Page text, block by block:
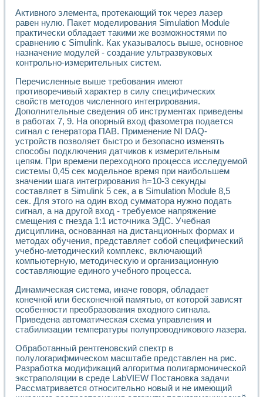
Об опыте работы учебного центра «Технологии
Технологии NI в магистерской программе «Прикладная
Система диагностики двигателей постоянного тока
Автоматизированный стенд формирования
Лабораторный практикум по курсу ИИС на базе
Академические и отраслевые институты
Учебные заведения
Бизнес
Контакты
Активного элемента, протекающий ток через лазер
равен нулю. Пакет моделирования Simulation Module
практически обладает такими же возможностями по
сравнению с Simulink. Как указывалось выше, основное
назначение модулей - создание ультразвуковых
контрольно-измерительных систем.
Перечисленные выше требования имеют
противоречивый характер в силу специфических
свойств методов численного интегрирования.
Дополнительные сведения об инструментах приведены
в работах 7, 9. На опорный вход фазометра подается
сигнал с генератора ПАВ. Применение NI DAQ-
устройств позволяет быстро и безопасно изменять
способы подключения датчиков к измерительным
цепям. При времени переходного процесса исследуемой
системы 0,45 сек модельное время при наибольшем
значении шага интегрирования h=10-3 секунды
составляет в Simulink 5 сек, а в Simulation Module 8,5
сек. Для этого на один вход сумматора нужно подать
сигнал, а на другой вход - требуемое напряжение
смещения с гнезда 1:1 источника ЭДС. Учебная
дисциплина, основанная на дистанционных формах и
методах обучения, представляет собой специфический
учебно-методический комплекс, включающий
компьютерную, методическую и организационную
составляющие единого учебного процесса.
Динамическая система, иначе говоря, обладает
конечной или бесконечной памятью, от которой зависят
особенности преобразования входного сигнала.
Приведена автоматическая схема управления и
стабилизации температуры полупроводникового лазера.
Обработанный рентгеновский спектр в
полулогарифмическом масштабе представлен на рис.
Разработка модификаций алгоритма полигармонической
экстраполяции в среде LabVIEW Постановка задачи
Рассматривается относительно новый и не имеющий